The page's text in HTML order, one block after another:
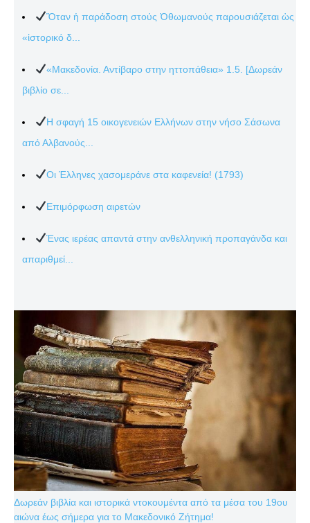
Ὅταν ἡ παράδοση στούς Ὀθωμανούς παρουσιάζεται ὡς
«ἱστορικό δ...
«Μακεδονία. Αντίβαρο στην ηττοπάθεια» 1.5. [Δωρεάν
βιβλίο σε...
Η σφαγή 15 οικογενειών Ελλήνων στην νήσο Σάσωνα
από Αλβανούς...
Οι Έλληνες χασομεράνε στα καφενεία! (1793)
Επιμόρφωση αιρετών
Ένας ιερέας απαντά στην ανθελληνική προπαγάνδα και
απαριθμεί...
Δωρεάν βιβλία και ιστορικά ντοκουμέντα από τα μέσα του 19ου
αιώνα έως σήμερα για το Μακεδονικό Ζήτημα!